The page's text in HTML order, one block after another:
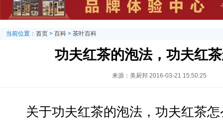
当前位置： 首页 > 百科 > 茶叶百科
功夫红茶的泡法，功夫红
来源：美厨邦 2016-03-21 15:50:25
关于功夫红茶的泡法，功夫红茶怎